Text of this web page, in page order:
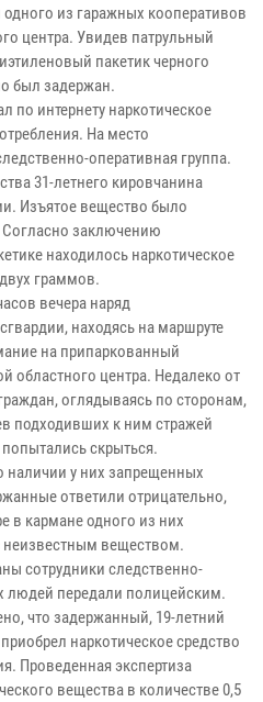
одного из гаражных кооперативов
центра. Увидев патрульный
пакетик черного
был задержан.
по интернету наркотическое
На место
оперативная группа.
31-летнего кировчанина
Изъятое вещество было
заключению
находилось наркотическое
граммов.
вечера наряд
находясь на маршруте
на припаркованный
областного центра. Недалеко от
оглядываясь по сторонам,
подходивших к ним стражей
скрыться.
наличии у них запрещенных
ответили отрицательно,
в кармане одного из них
веществом.
сотрудники следственно-
людей передали полицейским.
что задержанный, 19-летний
наркотическое средство
Проведенная экспертиза
вещества в количестве 0,5